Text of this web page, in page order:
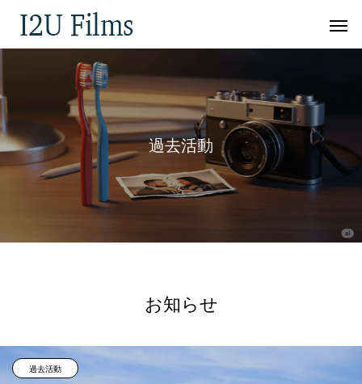
過去活動
お知らせ
過去活動